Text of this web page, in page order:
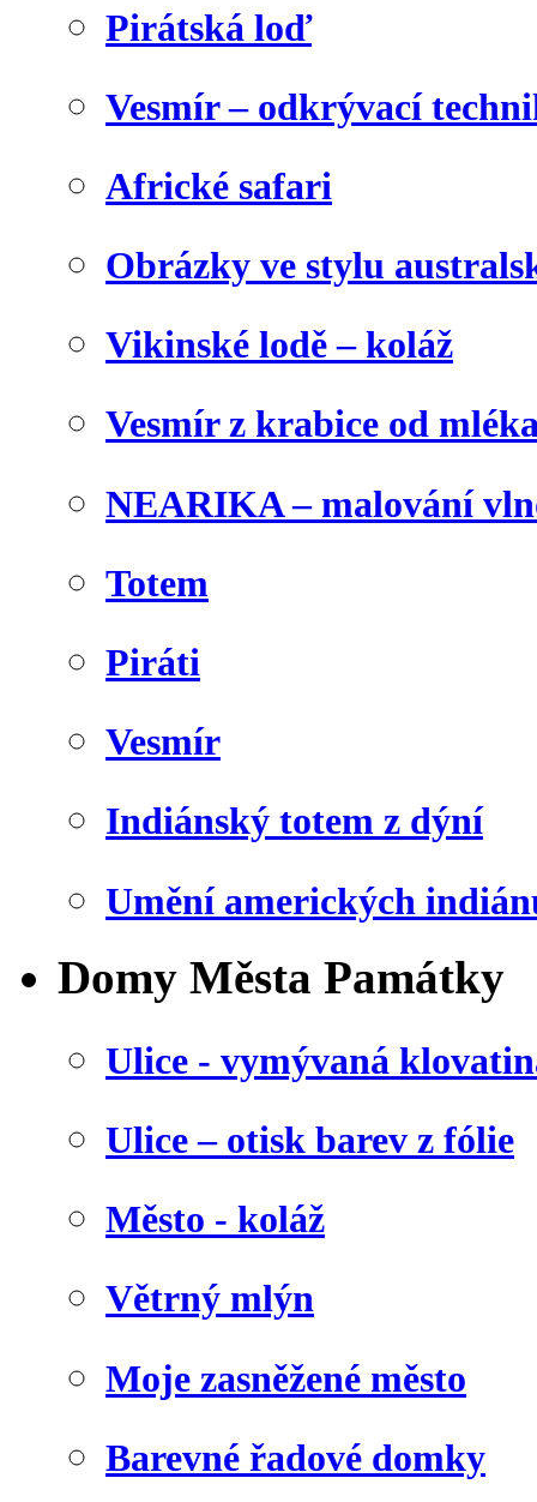
Pirátská loď
Vesmír – odkrývací
Africké safari
Obrázky ve stylu
Vikinské lodě – koláž
Vesmír z krabice od
NEARIKA – malování
Totem
Piráti
Vesmír
Indiánský totem z dýní
Umění amerických
Domy Města Památky
Ulice - vymývaná
Ulice – otisk barev z fólie
Město - koláž
Větrný mlýn
Moje zasněžené město
Barevné řadové domky